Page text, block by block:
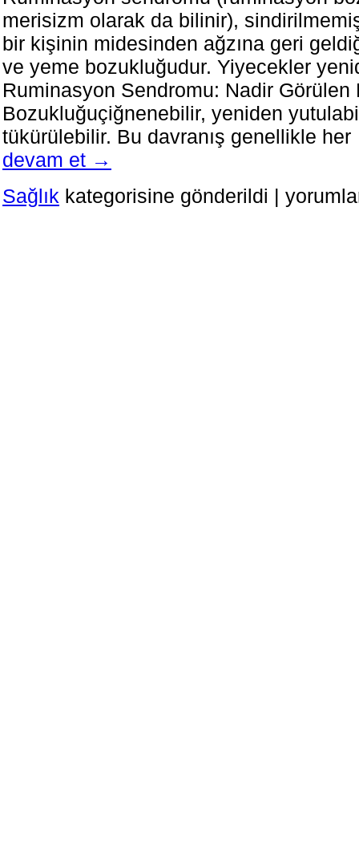
merisizm olarak da bilinir),
bir kişinin midesinden ağzına geri
ve yeme bozukluğudur. Yiyecekler
Ruminasyon Sendromu: Nadir Görülen
Bozukluğuçiğnenebilir, yeniden
tükürülebilir. Bu davranış genellikle
devam et →
Sağlık kategorisine gönderildi | Bebeklerde
Yeme